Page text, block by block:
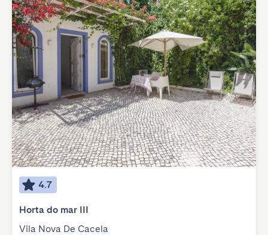
4.7
Horta do mar III
Vila Nova De Cacela